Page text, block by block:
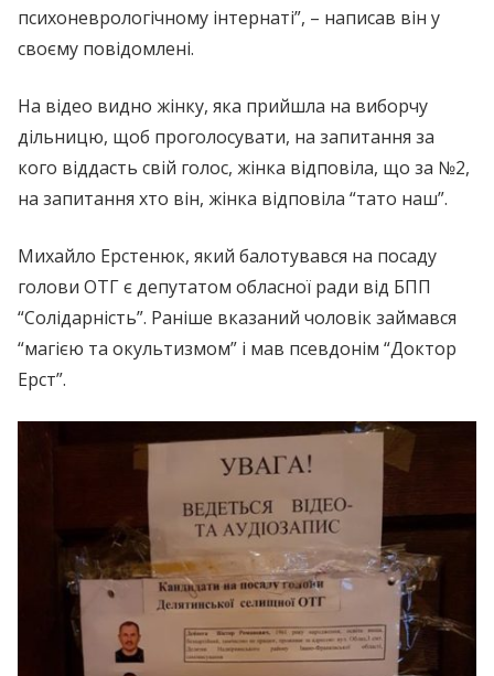
психоневрологічному інтернаті”, – написав він у
своєму повідомлені.
На відео видно жінку, яка прийшла на виборчу
дільницю, щоб проголосувати, на запитання за
кого віддасть свій голос, жінка відповіла, що за №2,
на запитання хто він, жінка відповіла “тато наш”.
Михайло Ерстенюк, який балотувався на посаду
голови ОТГ є депутатом обласної ради від БПП
“Солідарність”. Раніше вказаний чоловік займався
“мaгiєю та oкyльтизмом” і мав псевдонім “Доктор
Ерст”.